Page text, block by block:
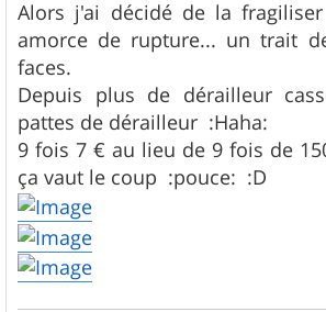
Alors j'ai décidé de la
amorce de rupture... un trait
faces.
Depuis plus de dérailleur
pattes de dérailleur :Haha:
9 fois 7 € au lieu de 9 fois de
ça vaut le coup :pouce: :D